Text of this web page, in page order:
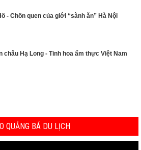
- Chốn quen của giới “sành ăn” Hà Nội
châu Hạ Long - Tinh hoa ẩm thực Việt Nam
QUẢNG BÁ DU LỊCH